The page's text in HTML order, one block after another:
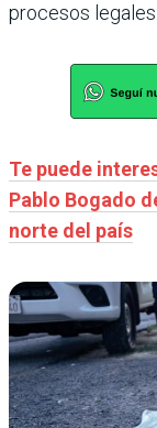
procesos legales.
Te puede
Pablo Bogado
norte del país